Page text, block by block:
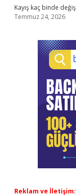
Kayış kaç binde
Temmuz 24, 2026
Reklam ve İletişim: